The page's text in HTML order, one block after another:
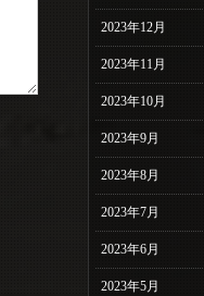
2023年12月
2023年11月
2023年10月
2023年9月
2023年8月
2023年7月
2023年6月
2023年5月